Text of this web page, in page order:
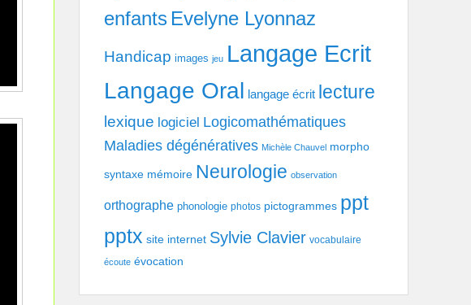
enfants Evelyne Lyonnaz
Handicap images jeu Langage Ecrit
Langage Oral langage écrit lecture
lexique logiciel Logicomathématiques
Maladies dégénératives Michèle Chauvel morpho
syntaxe mémoire Neurologie observation
orthographe phonologie photos pictogrammes ppt
pptx site internet Sylvie Clavier vocabulaire
écoute évocation